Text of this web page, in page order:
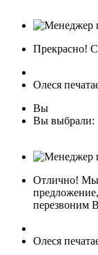
Прекрасно!
Олеся
Вы
Вы выбрали:
Отлично! Мы
перезвоним
Олеся